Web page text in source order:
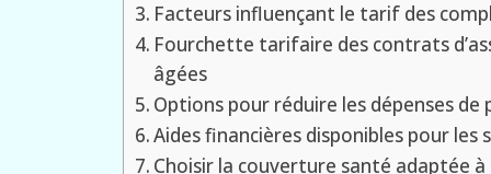
Facteurs influençant le tarif des
Fourchette tarifaire des contrats
âgées
Options pour réduire les dépenses
Aides financières disponibles pour les
Choisir la couverture santé adaptée